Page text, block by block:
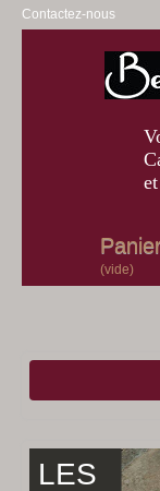
Contactez-nous
(vide)
Bien-être
LES